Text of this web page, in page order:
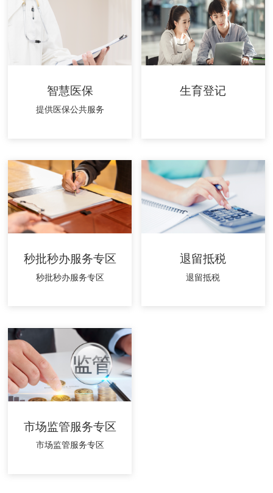
智慧医保
提供医保公共服务
生育登记
秒批秒办服务专区
秒批秒办服务专区
退留抵税
退留抵税
市场监管服务专区
市场监管服务专区